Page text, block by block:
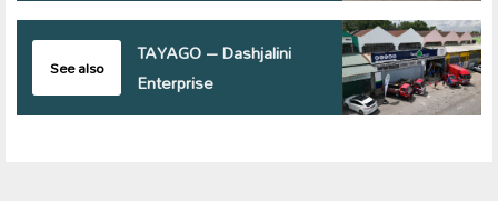
See also
TAYAGO – Dashjalini
Enterprise